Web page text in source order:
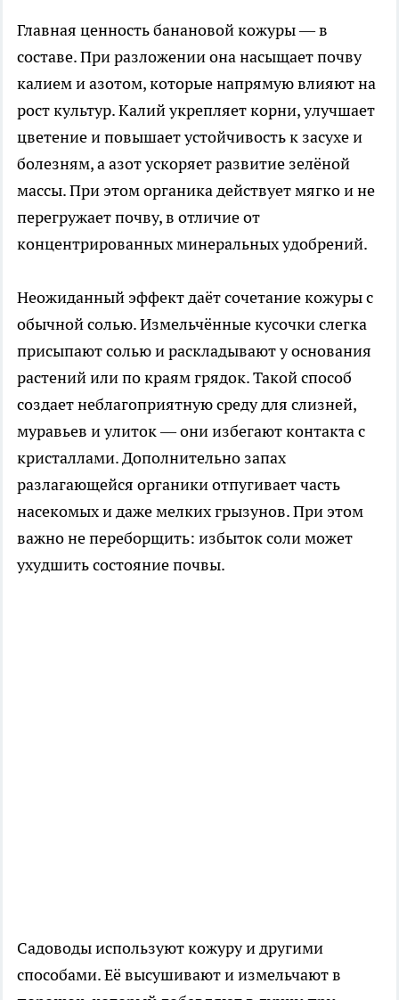
Главная ценность банановой кожуры — в
составе. При разложении она насыщает почву
калием и азотом, которые напрямую влияют на
рост культур. Калий укрепляет корни, улучшает
цветение и повышает устойчивость к засухе и
болезням, а азот ускоряет развитие зелёной
массы. При этом органика действует мягко и не
перегружает почву, в отличие от
концентрированных минеральных удобрений.
Неожиданный эффект даёт сочетание кожуры с
обычной солью. Измельчённые кусочки слегка
присыпают солью и раскладывают у основания
растений или по краям грядок. Такой способ
создает неблагоприятную среду для слизней,
муравьев и улиток — они избегают контакта с
кристаллами. Дополнительно запах
разлагающейся органики отпугивает часть
насекомых и даже мелких грызунов. При этом
важно не переборщить: избыток соли может
ухудшить состояние почвы.
Садоводы используют кожуру и другими
способами. Её высушивают и измельчают в